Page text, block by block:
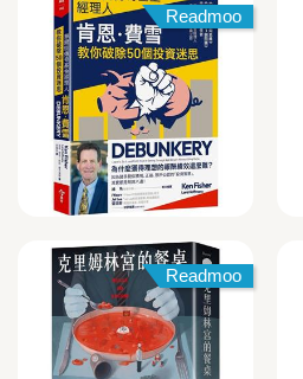
Readmoo
Readmoo